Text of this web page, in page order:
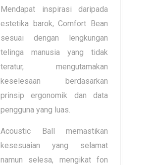
Mendapat inspirasi daripada
estetika barok, Comfort Bean
sesuai dengan lengkungan
telinga manusia yang tidak
teratur, mengutamakan
keselesaan berdasarkan
prinsip ergonomik dan data
pengguna yang luas.
Acoustic Ball memastikan
kesesuaian yang selamat
namun selesa, mengikat fon